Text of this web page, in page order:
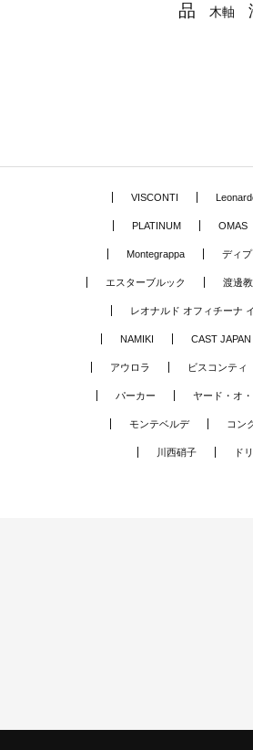
品 木軸
VISCONTI
PLATINUM OMAS
Montegrappa ディ
エスターブルック 渡邊
レオナルド オフィチーナ
NAMIKI CAST JAPAN
アウロラ ビスコンティ
パーカー ヤード・オ
モンテベルデ コン
川西硝子 ド